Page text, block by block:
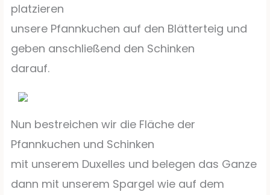
platzieren
unsere Pfannkuchen auf den Blätterteig und
geben anschließend den Schinken
darauf.
Nun bestreichen wir die Fläche der
Pfannkuchen und Schinken
mit unserem Duxelles und belegen das Ganze
dann mit unserem Spargel wie auf dem